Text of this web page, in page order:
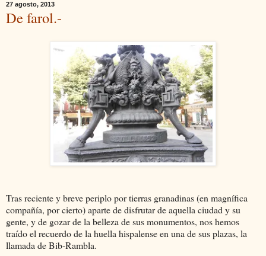
27 agosto, 2013
De farol.-
Tras reciente y breve periplo por tierras granadinas (en magnífica
compañía, por cierto) aparte de disfrutar de aquella ciudad y su
gente, y de gozar de la belleza de sus monumentos, nos hemos
traído el recuerdo de la huella hispalense en una de sus plazas, la
llamada de Bib-Rambla.